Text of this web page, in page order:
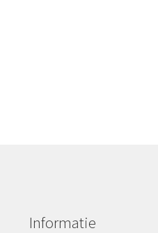
Informatie